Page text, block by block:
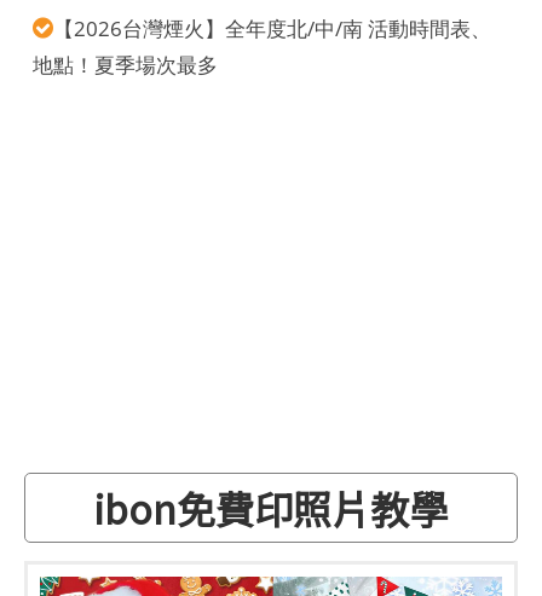
【2026台灣煙火】全年度北/中/南 活動時間表、
地點！夏季場次最多
ibon免費印照片教學